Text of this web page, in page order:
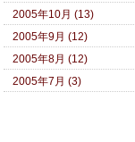
2005年10月 (13)
2005年9月 (12)
2005年8月 (12)
2005年7月 (3)